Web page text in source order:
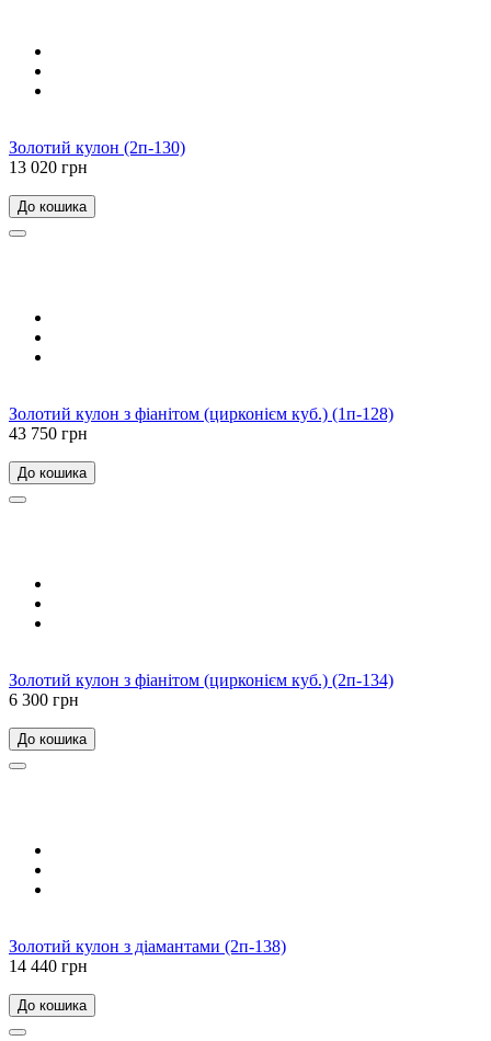
Золотий кулон (2п-130)
13 020 грн
До кошика
Золотий кулон з фіанітом (цирконієм куб.) (1п-128)
43 750 грн
До кошика
Золотий кулон з фіанітом (цирконієм куб.) (2п-134)
6 300 грн
До кошика
Золотий кулон з діамантами (2п-138)
14 440 грн
До кошика